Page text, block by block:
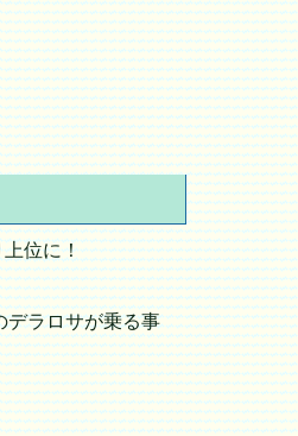
位に！
ラロサが乗る事